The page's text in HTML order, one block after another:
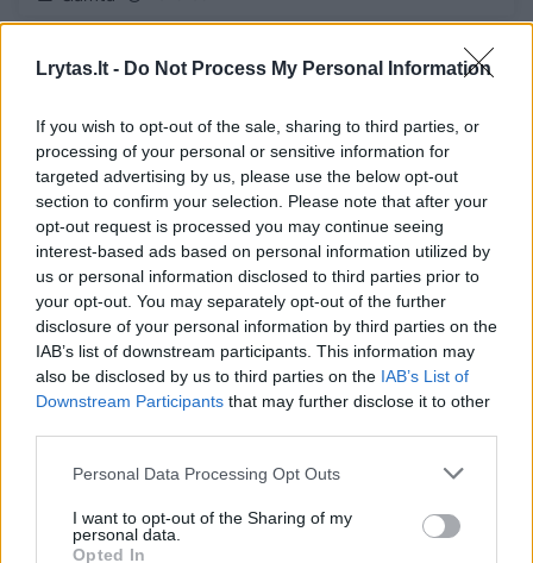
Lrytas.lt - Do Not Process My Personal Information
If you wish to opt-out of the sale, sharing to third parties, or
processing of your personal or sensitive information for
targeted advertising by us, please use the below opt-out
section to confirm your selection. Please note that after your
opt-out request is processed you may continue seeing
interest-based ads based on personal information utilized by
us or personal information disclosed to third parties prior to
your opt-out. You may separately opt-out of the further
disclosure of your personal information by third parties on the
IAB’s list of downstream participants. This information may
also be disclosed by us to third parties on the IAB’s List of
Downstream Participants that may further disclose it to other
Personal Data Processing Opt Outs
I want to opt-out of the Sharing of my
personal data.
Opted In
Ne vieną mėnesį trukusio darbo vaisius:
Gamta 2025-05-12